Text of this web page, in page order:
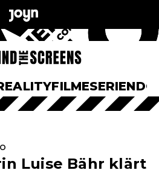
FILMESERIEN
Luise Bähr klärt